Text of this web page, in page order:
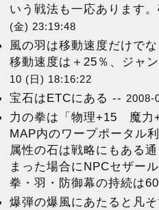
いう戦法も一応あります
(金) 23:19:48
風の羽は移動速度だけで
移動速度は＋25％、ジャ
10 (日) 18:16:22
宝石はETCにある -- 2008-
力の拳は「物理+15 魔力
MAP内のワープポータル
属性の石は戦略にもある
まった場合にNPCセザー
拳・羽・防御幕の持続は
爆弾の爆風にあたると凡